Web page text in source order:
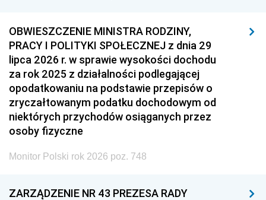
OBWIESZCZENIE MINISTRA RODZINY,
PRACY I POLITYKI SPOŁECZNEJ z dnia 29
lipca 2026 r. w sprawie wysokości dochodu
za rok 2025 z działalności podlegającej
opodatkowaniu na podstawie przepisów o
zryczałtowanym podatku dochodowym od
niektórych przychodów osiąganych przez
osoby fizyczne
Monitor Polski rok 2026 poz. 748
ZARZĄDZENIE NR 43 PREZESA RADY